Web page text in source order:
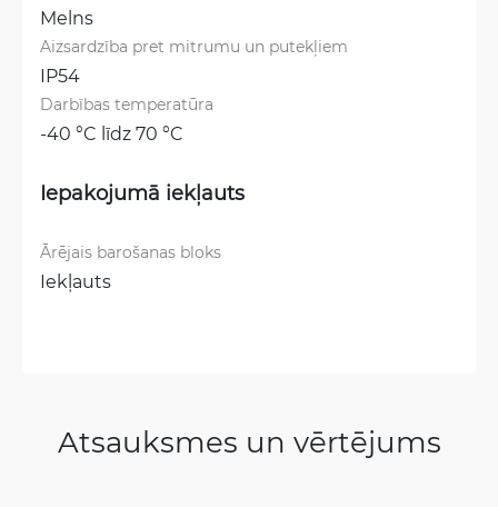
Melns
Aizsardzība pret mitrumu un putekļiem
IP54
Darbības temperatūra
-40 °C līdz 70 °C
Iepakojumā iekļauts
Ārējais barošanas bloks
Iekļauts
Atsauksmes un vērtējums